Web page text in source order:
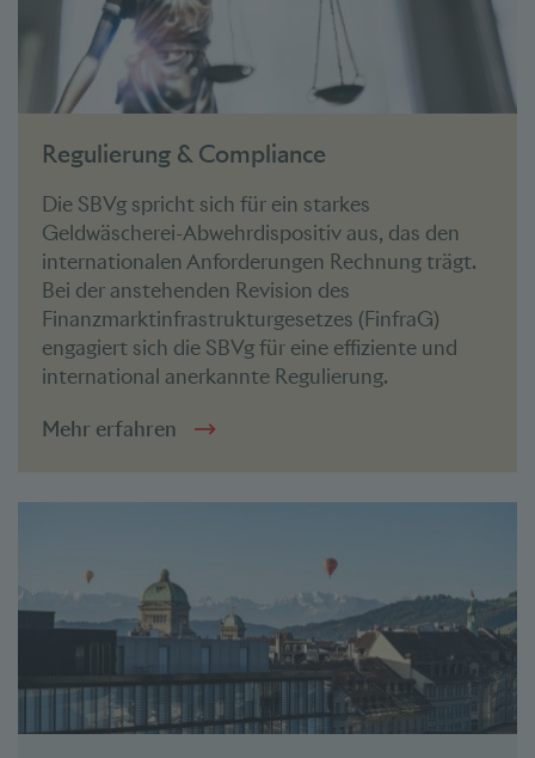
Regulierung & Compliance
Die SBVg spricht sich für ein starkes
Geldwäscherei-Abwehrdispositiv aus, das den
internationalen Anforderungen Rechnung trägt.
Bei der anstehenden Revision des
Finanzmarktinfrastrukturgesetzes (FinfraG)
engagiert sich die SBVg für eine effiziente und
international anerkannte Regulierung.
Mehr erfahren